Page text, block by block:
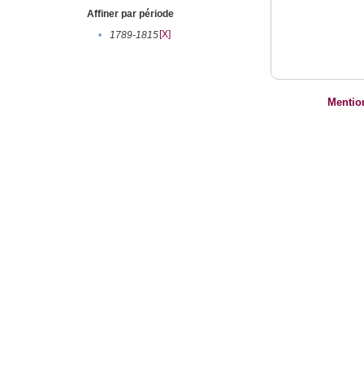
Affiner par période
•
1789-1815[X]